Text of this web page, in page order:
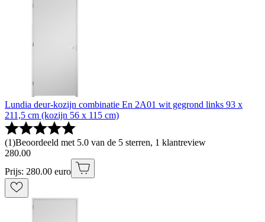
Lundia deur-kozijn combinatie En 2A01 wit gegrond links 93 x
211,5 cm (kozijn 56 x 115 cm)
(1)Beoordeeld met 5.0 van de 5 sterren, 1 klantreview
280.00
Prijs: 280.00 euro